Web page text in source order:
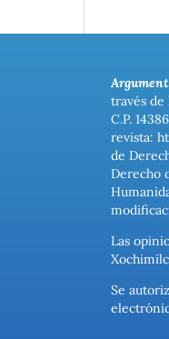
través de
C.P.
revista:
de
Derecho
Las
Se